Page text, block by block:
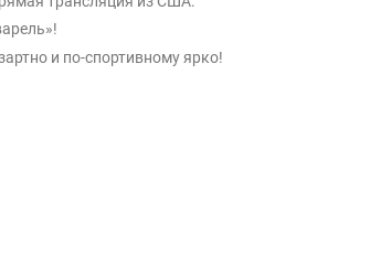
и по-спортивному ярко!